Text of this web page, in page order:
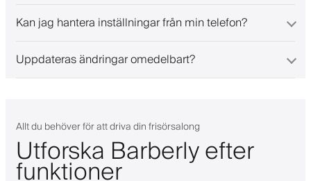
Kan jag hantera inställningar från min telefon?
Uppdateras ändringar omedelbart?
Allt du behöver för att driva din frisörsalong
Utforska Barberly efter